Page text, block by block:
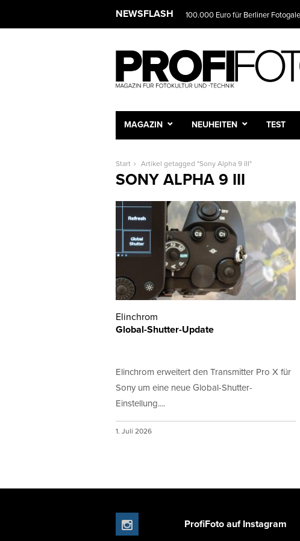
NEWSFLASH 100.000 Euro für Berliner
MAGAZIN NEUHEITEN TEST
Start Artikel getagged "Sony Alpha 9 III"
SONY ALPHA 9 III
Elinchrom
Global-Shutter-Update
Elinchrom erweitert den Transmitter Pro X für
Sony um eine neue Global-Shutter-
Einstellung....
1. Juli 2026
ProfiFoto auf Instagram